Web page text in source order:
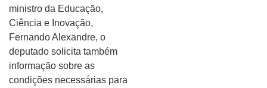
ministro da Educação,
Ciência e Inovação,
Fernando Alexandre, o
deputado solicita também
informação sobre as
condições necessárias para